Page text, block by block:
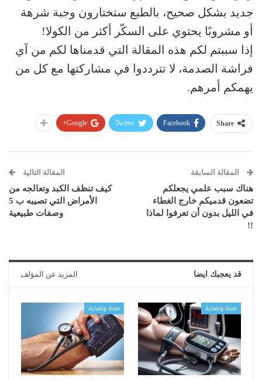
جديد بشكل صحيح، بالطبع ستختارون وجبة شرهة
أو مشروبًا يحتوي على السكّر أكثر من الكولا!
إذا سببتم لكم هذه المقالة التي قدمناها لكم من آي
فراشة الصدمة، لا تترددوا في مشاركتها مع كل من
يهمكم أمرهم.
Share
Facebook
Twitter
Google+
المقالة السابقة
هناك سبب علمي يجعلكم
تضعون قدميكم خارج الغطاء
في الليل بدون أن تعرفوا لماذا
!!
المقالة التالية
كيف تنظف الكبد وتعالجه من
الأمراض التي تصيبه ب 5
وصفات طبيعية
قد يعجبك ايضا المزيد عن المؤلف
صحة وتغذية صحة وتغذية